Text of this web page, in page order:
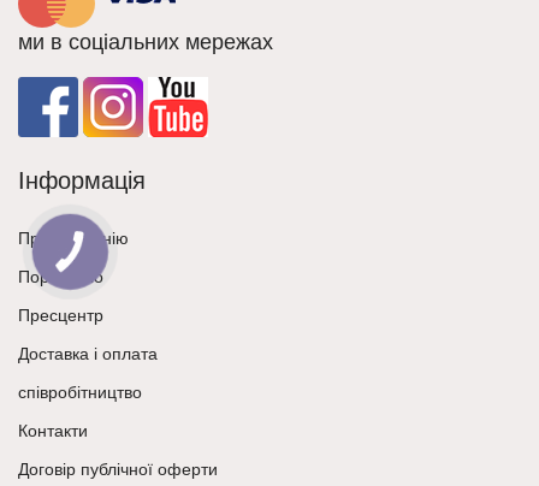
ми в соціальних мережах
Інформація
Про компанію
Портфоліо
Пресцентр
Доставка і оплата
співробітництво
Контакти
Договір публічної оферти